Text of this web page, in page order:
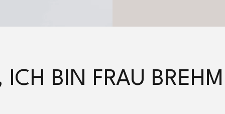
ICH BIN FRAU